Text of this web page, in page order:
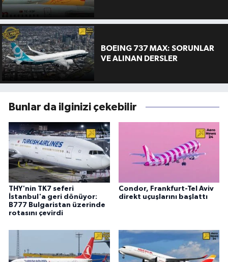
BOEING 737 MAX: SORUNLAR
VE ALINAN DERSLER
Bunlar da ilginizi çekebilir
THY'nin TK7 seferi
İstanbul'a geri dönüyor:
B777 Bulgaristan üzerinde
rotasını çevirdi
Condor, Frankfurt-Tel Aviv
direkt uçuşlarını başlattı